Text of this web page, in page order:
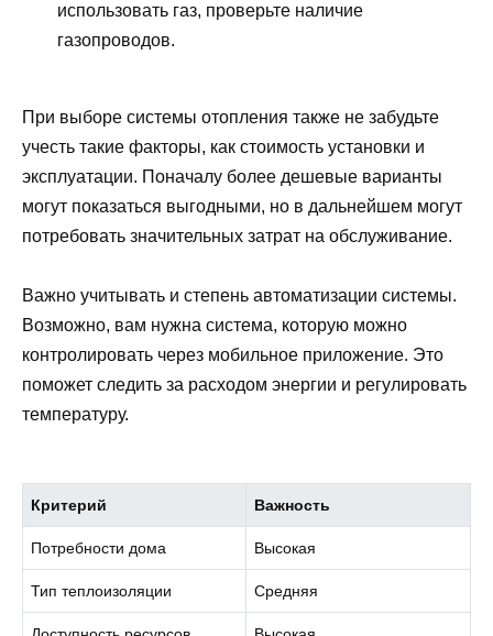
использовать газ, проверьте наличие
газопроводов.
При выборе системы отопления также не забудьте
учесть такие факторы, как стоимость установки и
эксплуатации. Поначалу более дешевые варианты
могут показаться выгодными, но в дальнейшем могут
потребовать значительных затрат на обслуживание.
Важно учитывать и степень автоматизации системы.
Возможно, вам нужна система, которую можно
контролировать через мобильное приложение. Это
поможет следить за расходом энергии и регулировать
температуру.
Критерий Важность
Потребности дома Высокая
Тип теплоизоляции Средняя